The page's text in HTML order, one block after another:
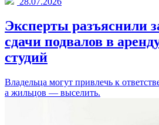
Эксперты разъяснили
сдачи подвалов в
студий
Владельца могут привлечь к
а жильцов — выселить.